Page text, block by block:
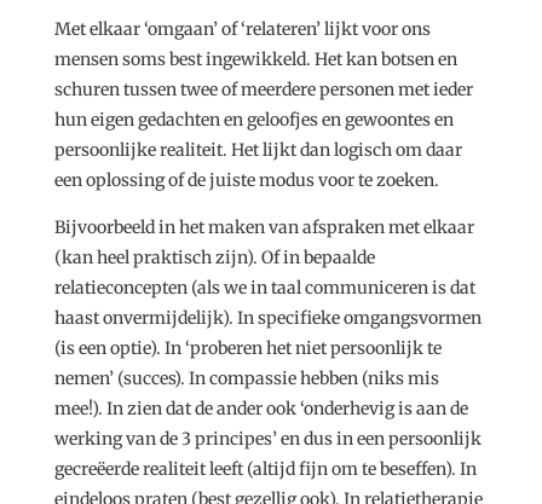
Met elkaar ‘omgaan’ of ‘relateren’ lijkt voor ons
mensen soms best ingewikkeld. Het kan botsen en
schuren tussen twee of meerdere personen met ieder
hun eigen gedachten en geloofjes en gewoontes en
persoonlijke realiteit. Het lijkt dan logisch om daar
een oplossing of de juiste modus voor te zoeken.
Bijvoorbeeld in het maken van afspraken met elkaar
(kan heel praktisch zijn). Of in bepaalde
relatieconcepten (als we in taal communiceren is dat
haast onvermijdelijk). In specifieke omgangsvormen
(is een optie). In ‘proberen het niet persoonlijk te
nemen’ (succes). In compassie hebben (niks mis
mee!). In zien dat de ander ook ‘onderhevig is aan de
werking van de 3 principes’ en dus in een persoonlijk
gecreëerde realiteit leeft (altijd fijn om te beseffen). In
eindeloos praten (best gezellig ook). In relatietherapie